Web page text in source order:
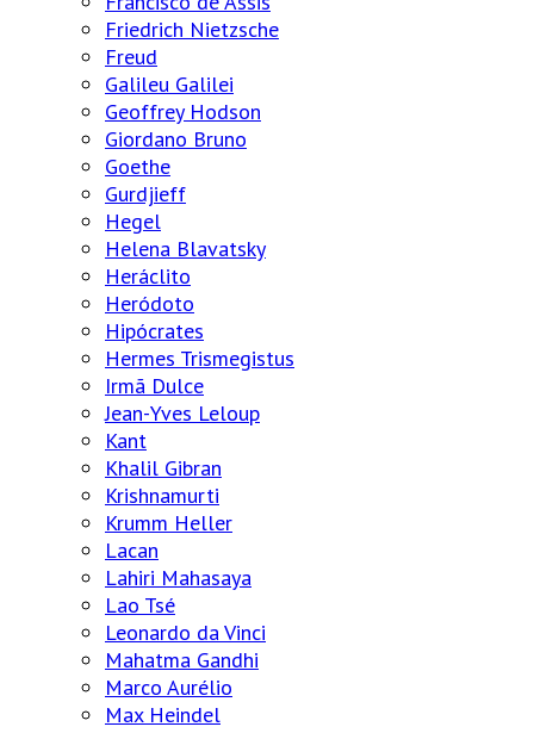
Friedrich Nietzsche
Freud
Galileu Galilei
Geoffrey Hodson
Giordano Bruno
Goethe
Gurdjieff
Hegel
Helena Blavatsky
Heráclito
Heródoto
Hipócrates
Hermes Trismegistus
Irmã Dulce
Jean-Yves Leloup
Kant
Khalil Gibran
Krishnamurti
Krumm Heller
Lacan
Lahiri Mahasaya
Lao Tsé
Leonardo da Vinci
Mahatma Gandhi
Marco Aurélio
Max Heindel